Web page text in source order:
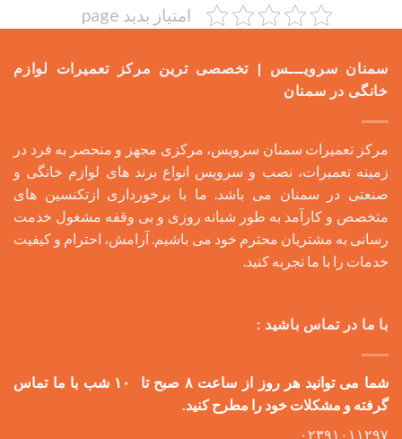
امتیاز بدید page
سمنان سرویـــس | تخصصی ترین مرکز تعمیرات لوازم
خانگی در سمنان
مرکز تعمیرات سمنان سرویس، مرکزی مجهز و منحصر به فرد در
زمینه تعمیرات، نصب و سرویس انواع برند های لوازم خانگی و
صنعتی در سمنان می باشد. ما با برخورداری ازتکنسین های
متخصص و کارآمد به طور شبانه روزی و بی وقفه مشغول خدمت
رسانی به مشتریان محترم خود می باشیم. آرامش، احترام و کیفیت
خدمات را با ما تجربه کنید.
با ما در تماس باشید :
شما می توانید هر روز از ساعت ۸ صبح تا ۱۰ شب با ما تماس
گرفته و مشکلات خود را مطرح کنید.
۰۲۳۹۱۰۱۱۲۹۷